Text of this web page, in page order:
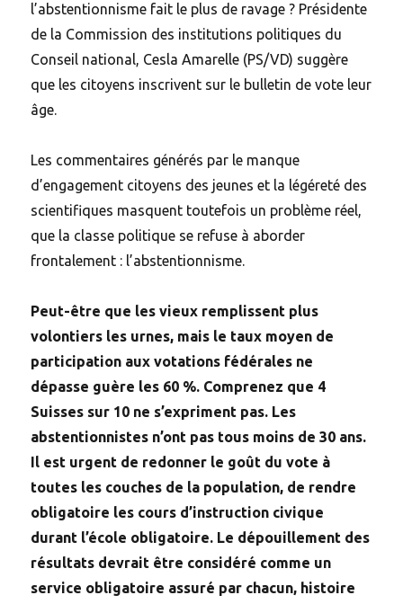
l’abstentionnisme fait le plus de ravage ? Présidente
de la Commission des institutions politiques du
Conseil national, Cesla Amarelle (PS/VD) suggère
que les citoyens inscrivent sur le bulletin de vote leur
âge.
Les commentaires générés par le manque
d’engagement citoyens des jeunes et la légéreté des
scientifiques masquent toutefois un problème réel,
que la classe politique se refuse à aborder
frontalement : l’abstentionnisme.
Peut-être que les vieux remplissent plus
volontiers les urnes, mais le taux moyen de
participation aux votations fédérales ne
dépasse guère les 60 %. Comprenez que 4
Suisses sur 10 ne s’expriment pas. Les
abstentionnistes n’ont pas tous moins de 30 ans.
Il est urgent de redonner le goût du vote à
toutes les couches de la population, de rendre
obligatoire les cours d’instruction civique
durant l’école obligatoire. Le dépouillement des
résultats devrait être considéré comme un
service obligatoire assuré par chacun, histoire